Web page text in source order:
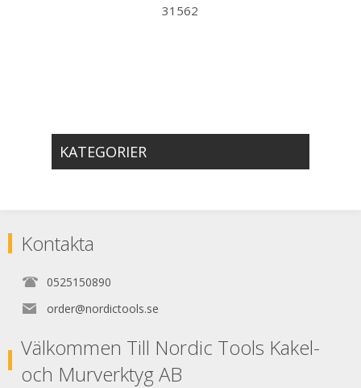
31562
KATEGORIER
Kontakta
0525150890
order@nordictools.se
Välkommen Till Nordic Tools Kakel-
och Murverktyg AB